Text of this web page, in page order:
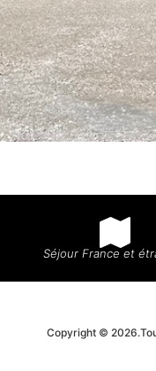
Séjour France et
Copyright © 2026.